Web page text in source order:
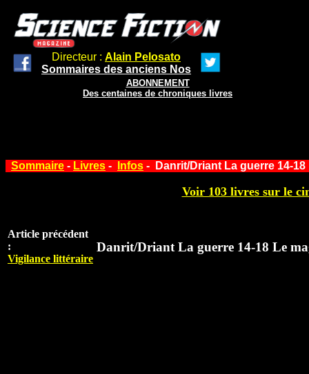
Directeur : Alain Pelosato
Sommaires des anciens Nos
ABONNEMENT
Des centaines de chroniques livres
Sommaire - Livres - Infos - Danrit/Driant La guerre 14-18
Voir 103 livres sur le
Article précédent
:
Vigilance littéraire
Danrit/Driant La guerre 14-18 Le